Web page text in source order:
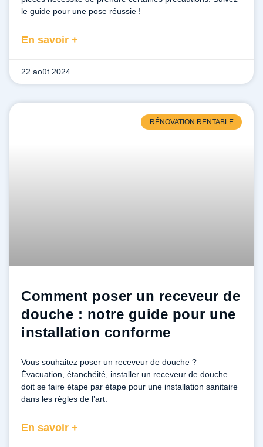
le guide pour une pose réussie !
En savoir +
22 août 2024
RÉNOVATION RENTABLE
Comment poser un receveur de
douche : notre guide pour une
installation conforme
Vous souhaitez poser un receveur de douche ?
Évacuation, étanchéité, installer un receveur de douche
doit se faire étape par étape pour une installation sanitaire
dans les règles de l’art.
En savoir +